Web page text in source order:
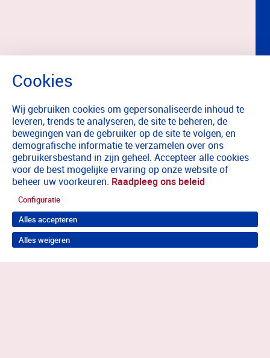
Wij gebruiken cookies om gepersonaliseerde inhoud te
leveren, trends te analyseren, de site te beheren, de
bewegingen van de gebruiker op de site te volgen, en
demografische informatie te verzamelen over ons
gebruikersbestand in zijn geheel. Accepteer alle cookies
voor de best mogelijke ervaring op onze website of
beheer uw voorkeuren. Raadpleeg ons beleid
Configuratie
Alles accepteren
Alles weigeren